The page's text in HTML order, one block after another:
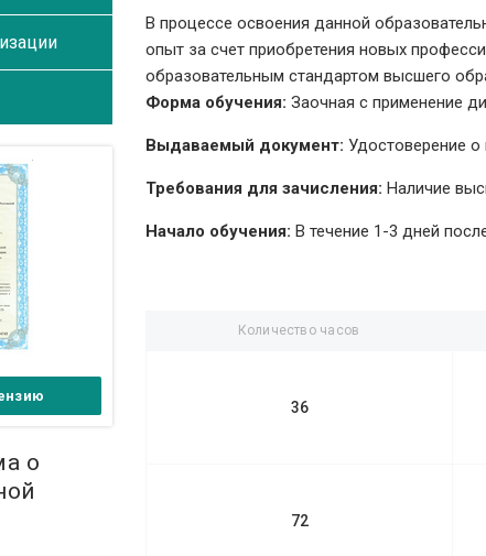
В процессе освоения данной
опыт за счет приобретения новых
образовательным стандартом высшего
Форма обучения: Заочная с применение
Выдаваемый документ: Удостоверение
Требования для зачисления: Наличие
Начало обучения: В течение 1-3 дней
Количество часов
36
72
о